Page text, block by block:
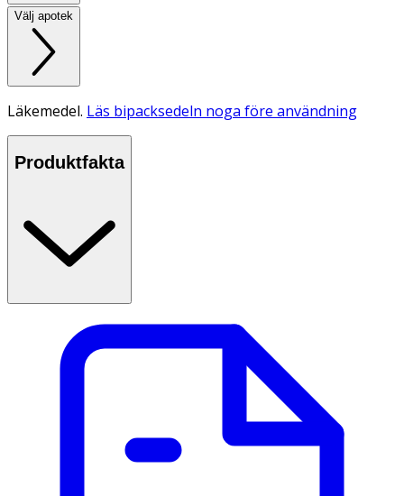
Välj apotek
Läkemedel. Läs bipacksedeln noga före användning
Produktfakta